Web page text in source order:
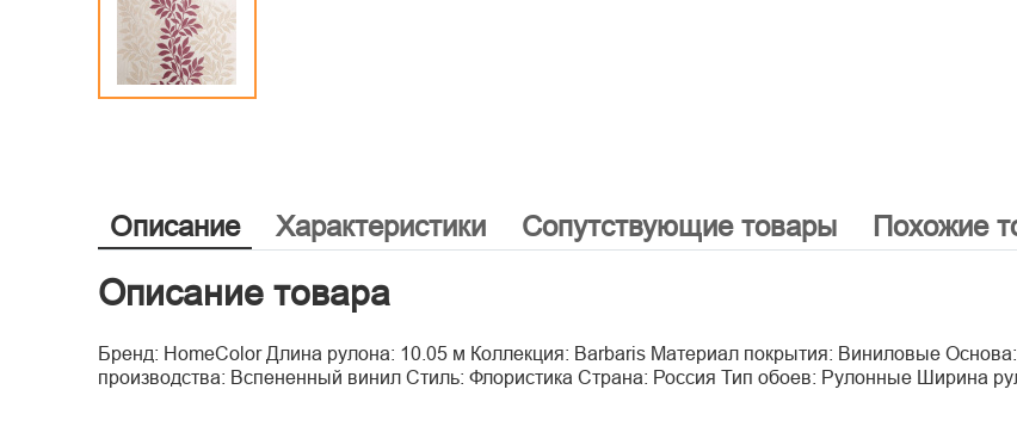
Описание Характеристики Сопутствующие товары Похожие
Описание товара
Бренд: HomeColor Длина рулона: 10.05 м Коллекция: Barbaris Материал покрытия: Виниловые
производства: Вспененный винил Стиль: Флористика Страна: Россия Тип обоев: Рулонные Ширина